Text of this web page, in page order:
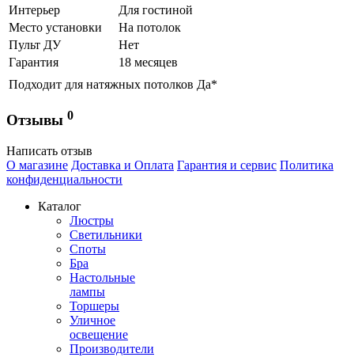
Интерьер
Для гостиной
Место установки
На потолок
Пульт ДУ
Нет
Гарантия
18 месяцев
Подходит для натяжных потолков Да*
Отзывы 0
Написать отзыв
О магазине Доставка и Оплата Гарантия и сервис Политика
конфиденциальности
Каталог
Люстры
Светильники
Споты
Бра
Настольные
лампы
Торшеры
Уличное
освещение
Производители